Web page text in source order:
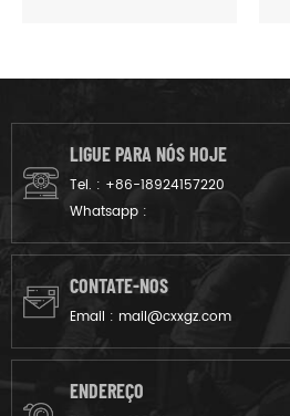
treinamento tático. É durável
e de boa qualidade.
LIGUE PARA NÓS HOJE
Tel. : +86-18924157220
Whatsapp :
CONTATE-NOS
Email : mail@cxxgz.com
ENDEREÇO